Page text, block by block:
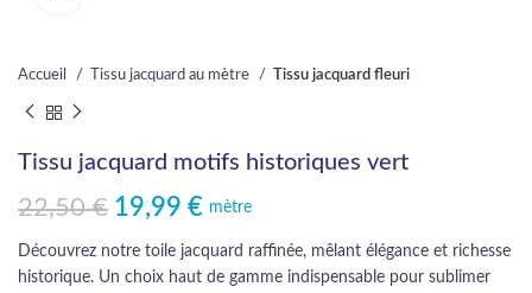
Accueil Tissu jacquard au mètre Tissu jacquard fleuri
Tissu jacquard motifs historiques vert
22,50€
Le prix initial était : 22,50 €.
19,99 €
Le prix actuel est : 19,99 €.mètre
Découvrez notre toile jacquard raffinée, mêlant élégance et richesse
historique. Un choix haut de gamme indispensable pour sublimer